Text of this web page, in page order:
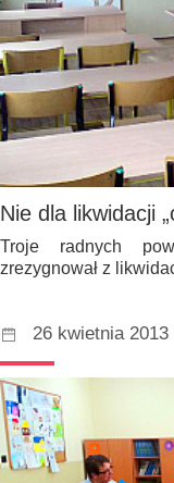
Nie dla likwidacji
Troje radnych
zrezygnował z
26 kwietnia 2013